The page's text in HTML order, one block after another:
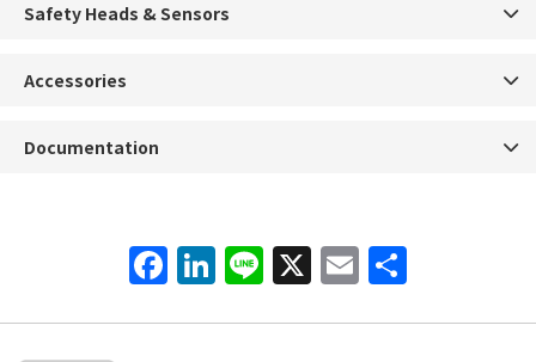
Safety Heads & Sensors
Accessories
Documentation
Facebook
LinkedIn
Line
X Email